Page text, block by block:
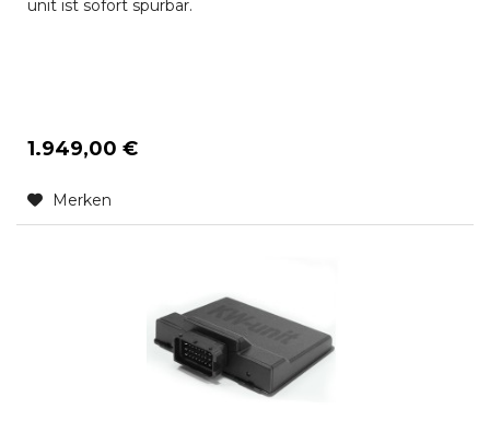
unit ist sofort spürbar.
1.949,00 €
Merken